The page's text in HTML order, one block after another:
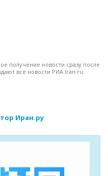
получение новости сразу после
все новости РИА Iran.ru.
Иран.ру